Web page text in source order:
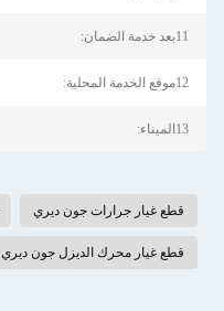
11بعد خدمة الضمان:
12موقع الخدمة المحلية:
13الميناء:
قطع غيار جرارات جون ديري
قطع غيار محرك الديزل جون ديري